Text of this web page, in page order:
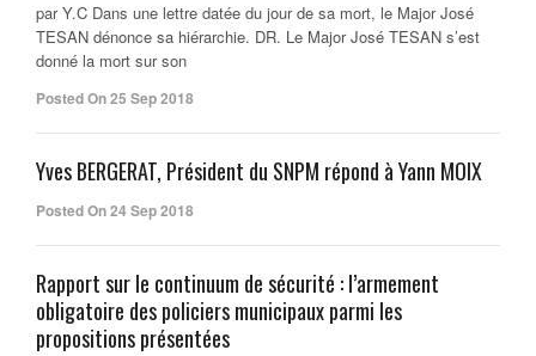
par Y.C Dans une lettre datée du jour de sa mort, le Major José
TESAN dénonce sa hiérarchie. DR. Le Major José TESAN s’est
donné la mort sur son
Posted On 25 Sep 2018
Yves BERGERAT, Président du SNPM répond à Yann MOIX
Posted On 24 Sep 2018
Rapport sur le continuum de sécurité : l’armement
obligatoire des policiers municipaux parmi les
propositions présentées